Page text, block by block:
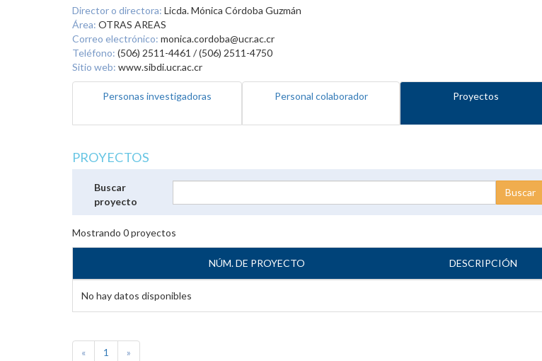
Director o directora: Licda. Mónica Córdoba Guzmán
Área: OTRAS AREAS
Correo electrónico: monica.cordoba@ucr.ac.cr
Teléfono: (506) 2511-4461 / (506) 2511-4750
Sitio web: www.sibdi.ucr.ac.cr
Personas investigadoras Personal colaborador Proyectos
PROYECTOS
Buscar
proyecto
Mostrando 0proyectos
NÚM. DE PROYECTO DESCRIPCIÓN
No hay datos disponibles
« 1 »